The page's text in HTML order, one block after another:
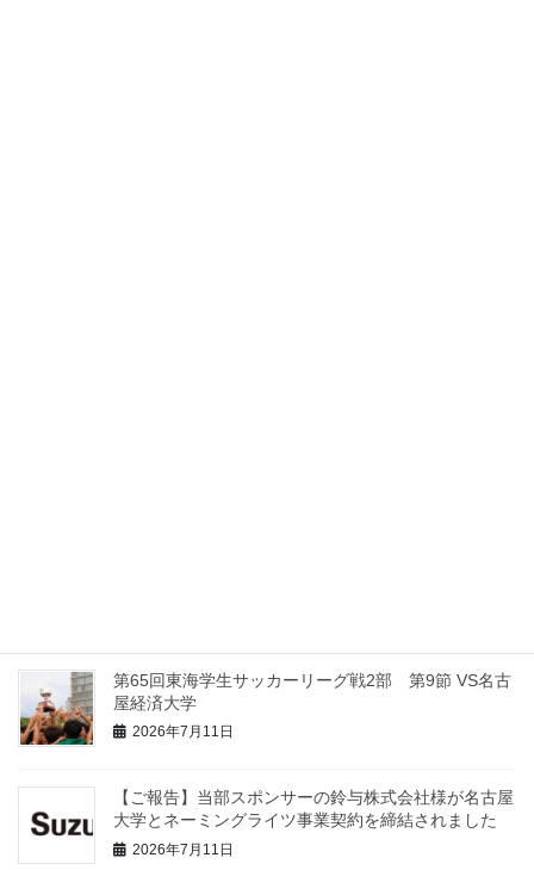
第65回東海学生サッカーリーグ戦2部 第9節 VS名古
屋経済大学
2026年7月11日
【ご報告】当部スポンサーの鈴与株式会社様が名古屋
大学とネーミングライツ事業契約を締結されました
2026年7月11日